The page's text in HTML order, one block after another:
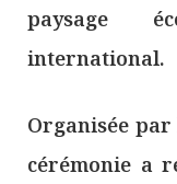
paysage
international.
Organisée
cérémonie a